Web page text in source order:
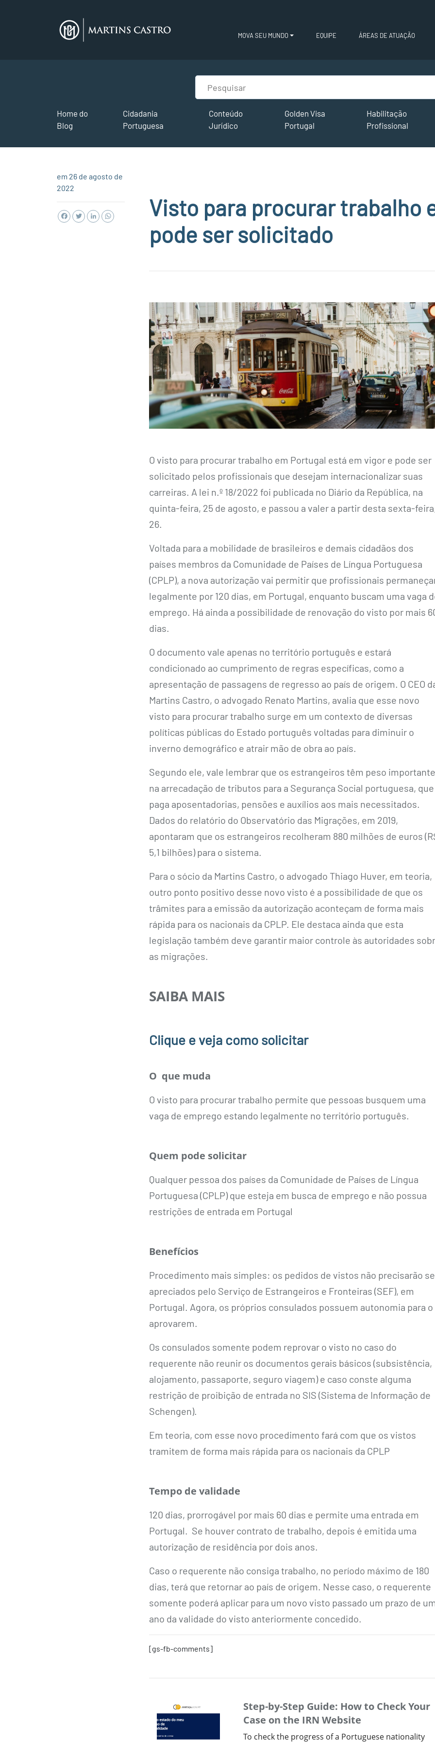
MOVA SEU MUNDO EQUIPE ÁREAS DE ATUAÇÃO
Home do
Blog
Cidadania
Portuguesa
Conteúdo
Jurídico
Golden Visa
Portugal
Habilitação
Profissional
em 26 de agosto de
2022
Facebook
TwitterLinkedIn
Visto para procurar trabalho
pode ser solicitado
O visto para procurar trabalho em Portugal está em vigor e pode ser
solicitado pelos profissionais que desejam internacionalizar suas
carreiras. A lei n.º 18/2022 foi publicada no Diário da República, na
quinta-feira, 25 de agosto, e passou a valer a partir desta sexta-
26.
Voltada para a mobilidade de brasileiros e demais cidadãos dos
países membros da Comunidade de Países de Língua Portuguesa
(CPLP), a nova autorização vai permitir que profissionais
legalmente por 120 dias, em Portugal, enquanto buscam uma vaga
emprego. Há ainda a possibilidade de renovação do visto por mais
dias.
O documento vale apenas no território português e estará
condicionado ao cumprimento de regras específicas, como a
apresentação de passagens de regresso ao país de origem. O CEO
Martins Castro, o advogado Renato Martins, avalia que esse novo
visto para procurar trabalho surge em um contexto de diversas
políticas públicas do Estado português voltadas para diminuir o
inverno demográfico e atrair mão de obra ao país.
Segundo ele, vale lembrar que os estrangeiros têm peso
na arrecadação de tributos para a Segurança Social portuguesa, que
paga aposentadorias, pensões e auxílios aos mais necessitados.
Dados do relatório do Observatório das Migrações, em 2019,
apontaram que os estrangeiros recolheram 880 milhões de euros
5,1 bilhões) para o sistema.
Para o sócio da Martins Castro, o advogado Thiago Huver, em teoria,
outro ponto positivo desse novo visto é a possibilidade de que os
trâmites para a emissão da autorização aconteçam de forma mais
rápida para os nacionais da CPLP. Ele destaca ainda que esta
legislação também deve garantir maior controle às autoridades
as migrações.
SAIBA MAIS
Clique e veja como solicitar
O que muda
O visto para procurar trabalho permite que pessoas busquem uma
vaga de emprego estando legalmente no território português.
Quem pode solicitar
Qualquer pessoa dos países da Comunidade de Países de Língua
Portuguesa (CPLP) que esteja em busca de emprego e não possua
restrições de entrada em Portugal
Benefícios
Procedimento mais simples: os pedidos de vistos não precisarão
apreciados pelo Serviço de Estrangeiros e Fronteiras (SEF), em
Portugal. Agora, os próprios consulados possuem autonomia para o
aprovarem.
Os consulados somente podem reprovar o visto no caso do
requerente não reunir os documentos gerais básicos (subsistência,
alojamento, passaporte, seguro viagem) e caso conste alguma
restrição de proibição de entrada no SIS (Sistema de Informação de
Schengen).
Em teoria, com esse novo procedimento fará com que os vistos
tramitem de forma mais rápida para os nacionais da CPLP
Tempo de validade
120 dias, prorrogável por mais 60 dias e permite uma entrada em
Portugal. Se houver contrato de trabalho, depois é emitida uma
autorização de residência por dois anos.
Caso o requerente não consiga trabalho, no período máximo de 180
dias, terá que retornar ao país de origem. Nesse caso, o requerente
somente poderá aplicar para um novo visto passado um prazo de
ano da validade do visto anteriormente concedido.
[gs-fb-comments]
Step-by-Step Guide: How to Check Your
Case on the IRN Website
To check the progress of a Portuguese nationality